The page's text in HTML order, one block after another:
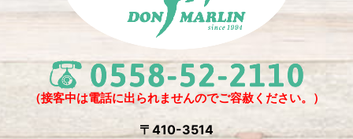
2024年12月 (1)
2024年11月
2024年10月(1)
2024年9月(5)
2024年8月 (1)
（接客中は電話に出られませんのでご容赦ください。）
〒410-3514